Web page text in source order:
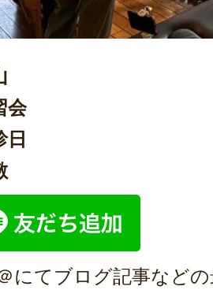
会
日
にてブログ記事など